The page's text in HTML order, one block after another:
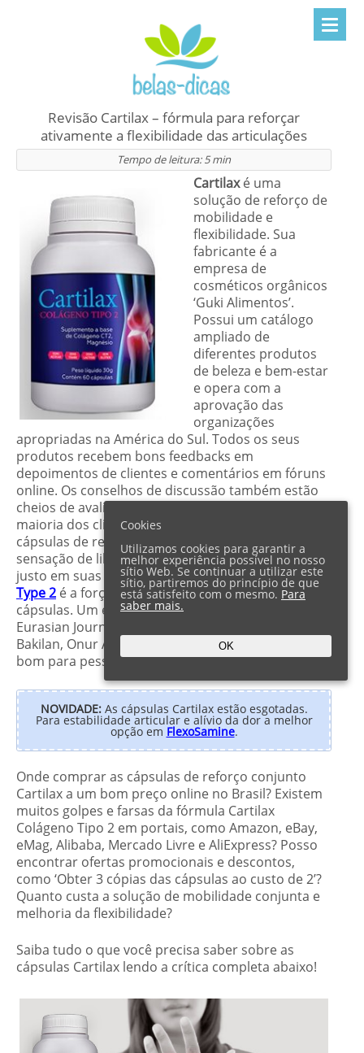
Revisão Cartilax – fórmula para reforçar
ativamente a flexibilidade das articulações
Tempo de leitura:5 min
Cartilaxé uma
solução de reforço de
mobilidade e
flexibilidade. Sua
fabricante é a
empresa de
cosméticos orgânicos
‘Guki Alimentos’.
Possui um catálogo
ampliado de
diferentes produtos
de beleza e bem-estar
e opera com a
aprovação das
organizações
apropriadas na América do Sul. Todos os seus
produtos recebem bons feedbacks em
depoimentos de clientes e comentários em fóruns
online. Os conselhos de discussão também estão
cheios de avaliações positivas da Cartilax. A
maioria dos clientes elogia a capacidade das
cápsulas de reforço conjunto para aumentar a
sensação de liberdade de movimento e seu preço
justo em suas opiniões. A fórmula CartilaxCollagen
Type 2 é a força motriz por trás do sucesso das
cápsulas. Um estudo recente,
Eurasian Journal of Medicine” pelos autores Fulya
Bakilan, Onur Armagan e Merih Ozgen, considera
bom para pessoas com artrite.
NOVIDADE:As cápsulas Cartilax estão esgotadas.
Para estabilidade articular e alívio da dor a melhor
opção em FlexoSamine.
Onde comprar as cápsulas de reforço conjunto
Cartilax a um bom preço online no Brasil? Existem
muitos golpes e farsas da fórmula Cartilax
Colágeno Tipo 2 em portais, como Amazon, eBay,
eMag, Alibaba, Mercado Livre e AliExpress? Posso
encontrar ofertas promocionais e descontos,
como ‘Obter 3 cópias das cápsulas ao custo de 2’?
Quanto custa a solução de mobilidade conjunta e
melhoria da flexibilidade?
Saiba tudo o que você precisa saber sobre as
cápsulas Cartilax lendo a crítica completa abaixo!
Cookies
Utilizamos cookies para garantir a
melhor experiência possível no nosso
sítio Web. Se continuar a utilizar este
sítio, partiremos do princípio de que
está satisfeito com o mesmo. Para
saber mais.
OK